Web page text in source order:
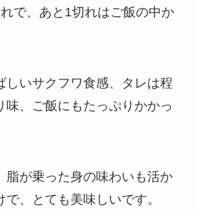
で、あと1切れはご飯の中か
しいサクフワ食感、タレは程
味、ご飯にもたっぷりかかっ
脂が乗った身の味わいも活か
、とても美味しいです。